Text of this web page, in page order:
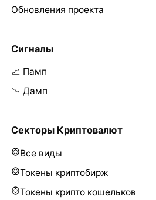
Обновления проекта
Сигналы
📈 Памп
📉 Дамп
Секторы Криптовалют
Все виды
Токены криптобирж
Токены крипто кошельков